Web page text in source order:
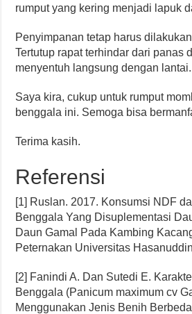
rumput yang kering menjadi lapuk
Penyimpanan tetap harus
Tertutup rapat terhindar dari panas
menyentuh langsung dengan lantai.
Saya kira, cukup untuk rumput
benggala ini. Semoga bisa
Terima kasih.
Referensi
[1] Ruslan. 2017. Konsumsi NDF
Benggala Yang Disuplementasi
Daun Gamal Pada Kambing
Peternakan Universitas
[2] Fanindi A. Dan Sutedi E.
Benggala (Panicum maximum cv
Menggunakan Jenis Benih